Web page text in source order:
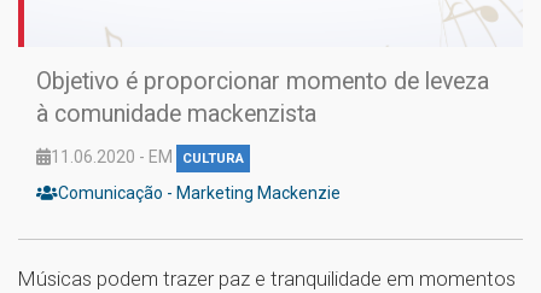
Objetivo é proporcionar momento de leveza
à comunidade mackenzista
11.06.2020 - EM CULTURA
Comunicação - Marketing Mackenzie
Músicas podem trazer paz e tranquilidade em momentos